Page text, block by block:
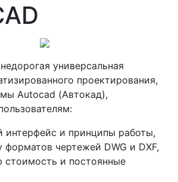
универсальная
проектирования,
Autocad (Автокад),
интерфейс и принципы работы,
форматов чертежей DWG и DXF,
стоимость и постоянные